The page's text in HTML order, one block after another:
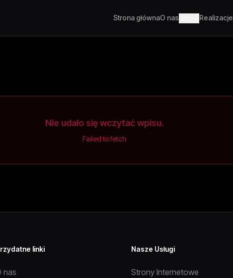
Strona głównaO nas Realizacje
Nie udało się wczytać wpisu.
Failed to fetch
linki
nas
Nasze Usługi
Strony Internetowe